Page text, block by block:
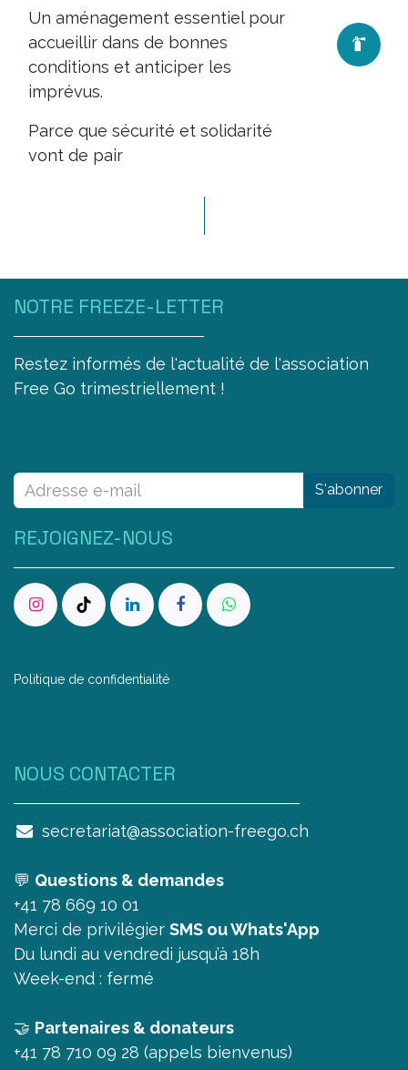
Un aménagement essentiel pour
accueillir dans de bonnes
conditions et anticiper les
imprévus.
Parce que sécurité et solidarité
vont de pair
NOTRE FREEZE-LETTER
Restez informés de l'actualité de l'association
Free Go trimestriellement !
REJOIGNEZ-NOUS
Politique de confidentialité
NOUS CONTAC​TER
secretariat@association-freego.ch
💬 Questions & demandes
+41 78 669 10 01
Merci de privilégier SMS ou Whats'App
Du lundi au vendredi jusqu’à 18h
Week-end : fermé
🤝 Partenaires & donateurs
+41 78 710 09 28 (appels bienvenus)
S'abonner